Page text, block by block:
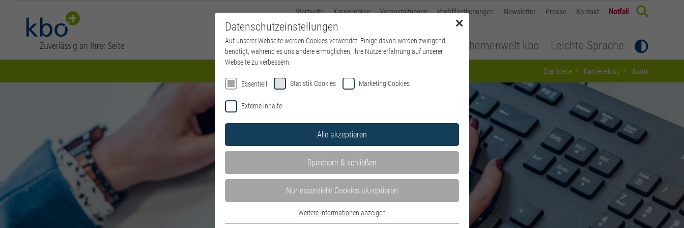
Über kbo Standorte kbo-Karriere Ausbildung Themenwelt kbo Leichte Sprache
Startseite Karriereblog Veranstaltungen Veröffentlichungen Newsletter Presse Kontakt Notfall
Startseite Karriereblog Autor
✕
Datenschutzeinstellungen
Auf unserer Webseite werden Cookies verwendet. Einige davon werden zwingend
benötigt, während es uns andere ermöglichen, Ihre Nutzererfahrung auf unserer
Webseite zu verbessern.
Essentiell Statistik Cookies Marketing Cookies
Externe Inhalte
Alle akzeptieren
Speichern & schließen
Nur essentielle Cookies akzeptieren
Weitere Informationen anzeigen